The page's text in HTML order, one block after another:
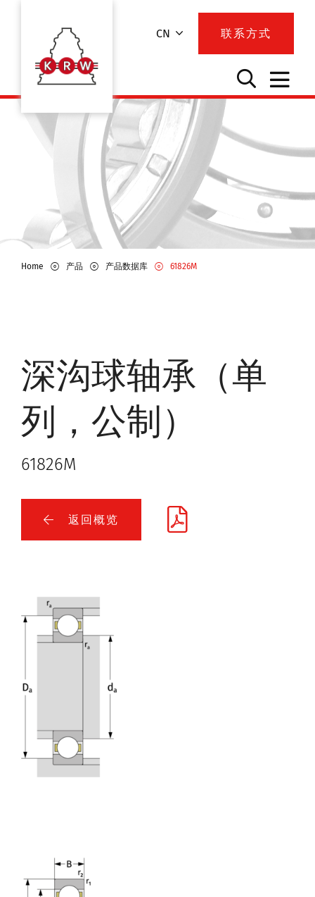
CN 联系方式
Home 产品 产品数据库 61826M
深沟球轴承（单
列，公制）
61826M
返回概览